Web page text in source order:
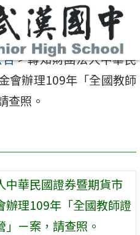
>轉知財團法人中華民
會辦理109年「全國教師
查照。
中華民國證券暨期貨市
辦理109年「全國教師證
」ㄧ案，請查照。